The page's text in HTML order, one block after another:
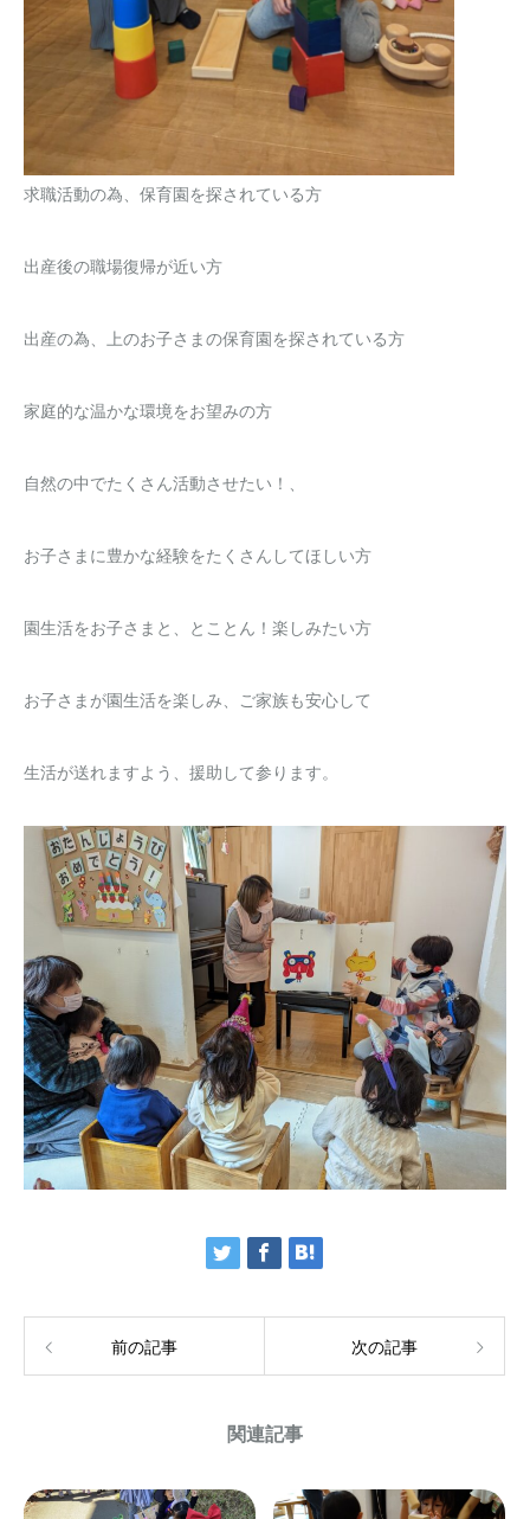
求職活動の為、保育園を探されている方
出産後の職場復帰が近い方
出産の為、上のお子さまの保育園を探されている方
家庭的な温かな環境をお望みの方
自然の中でたくさん活動させたい！、
お子さまに豊かな経験をたくさんしてほしい方
園生活をお子さまと、とことん！楽しみたい方
お子さまが園生活を楽しみ、ご家族も安心して
生活が送れますよう、援助して参ります。
前の記事 次の記事
関連記事